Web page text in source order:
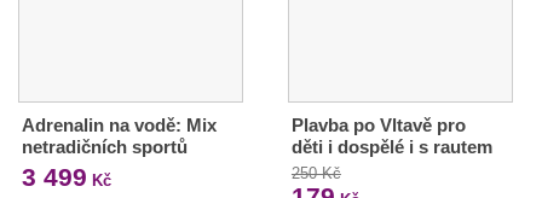
Adrenalin na vodě: Mix
netradičních sportů
3 499 Kč
Plavba po Vltavě pro
děti i dospělé i s rautem
250 Kč